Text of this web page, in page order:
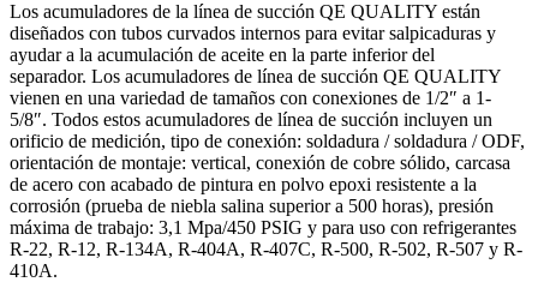
Los acumuladores de la línea de succión QE QUALITY están
diseñados con tubos curvados internos para evitar salpicaduras y
ayudar a la acumulación de aceite en la parte inferior del
separador. Los acumuladores de línea de succión QE QUALITY
vienen en una variedad de tamaños con conexiones de 1/2″ a 1-
5/8″. Todos estos acumuladores de línea de succión incluyen un
orificio de medición, tipo de conexión: soldadura / soldadura / ODF,
orientación de montaje: vertical, conexión de cobre sólido, carcasa
de acero con acabado de pintura en polvo epoxi resistente a la
corrosión (prueba de niebla salina superior a 500 horas), presión
máxima de trabajo: 3,1 Mpa/450 PSIG y para uso con refrigerantes
R-22, R-12, R-134A, R-404A, R-407C, R-500, R-502, R-507 y R-
410A.